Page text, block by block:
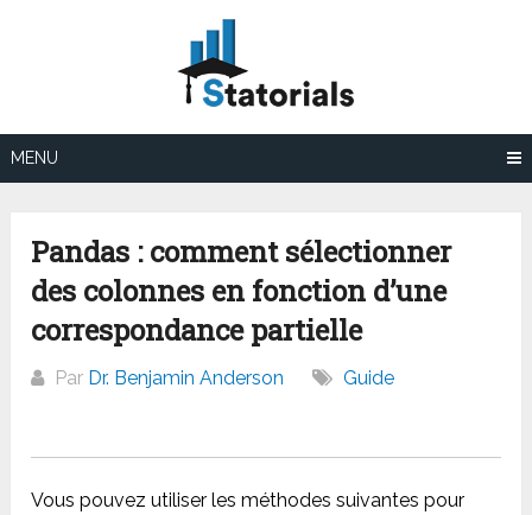
MENU
Pandas : comment sélectionner
des colonnes en fonction d’une
correspondance partielle
Par Dr. Benjamin Anderson Guide
Vous pouvez utiliser les méthodes suivantes pour